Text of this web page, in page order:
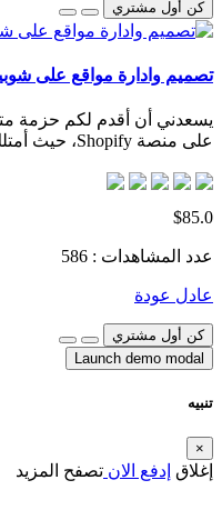
كن أول مشتري
تصميم وادارة مواقع على
يسعدني أن أقدم لكم حزمة
على منصة Shopify، حيث أمتلك خبرة 10 سنو..
$85.0
عدد المشاهدات : 586
عادل عودة
كن أول مشتري
Launch demo modal
تنبيه
×
إغلاق إدفع الان تصفح المزيد